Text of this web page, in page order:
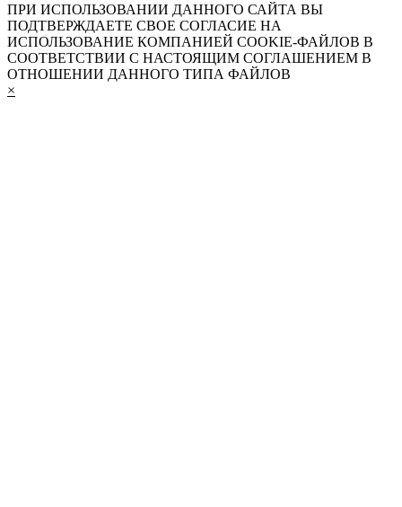
ПРИ ИСПОЛЬЗОВАНИИ ДАННОГО САЙТА ВЫ
ПОДТВЕРЖДАЕТЕ СВОЕ СОГЛАСИЕ НА
ИСПОЛЬЗОВАНИЕ КОМПАНИЕЙ COOKIE-ФАЙЛОВ В
СООТВЕТСТВИИ С НАСТОЯЩИМ СОГЛАШЕНИЕМ В
ОТНОШЕНИИ ДАННОГО ТИПА ФАЙЛОВ
×